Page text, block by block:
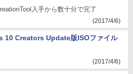
入手から数十分で完了
(2017/4/6)
10 Creators Update版ISOファイル
(2017/4/6)